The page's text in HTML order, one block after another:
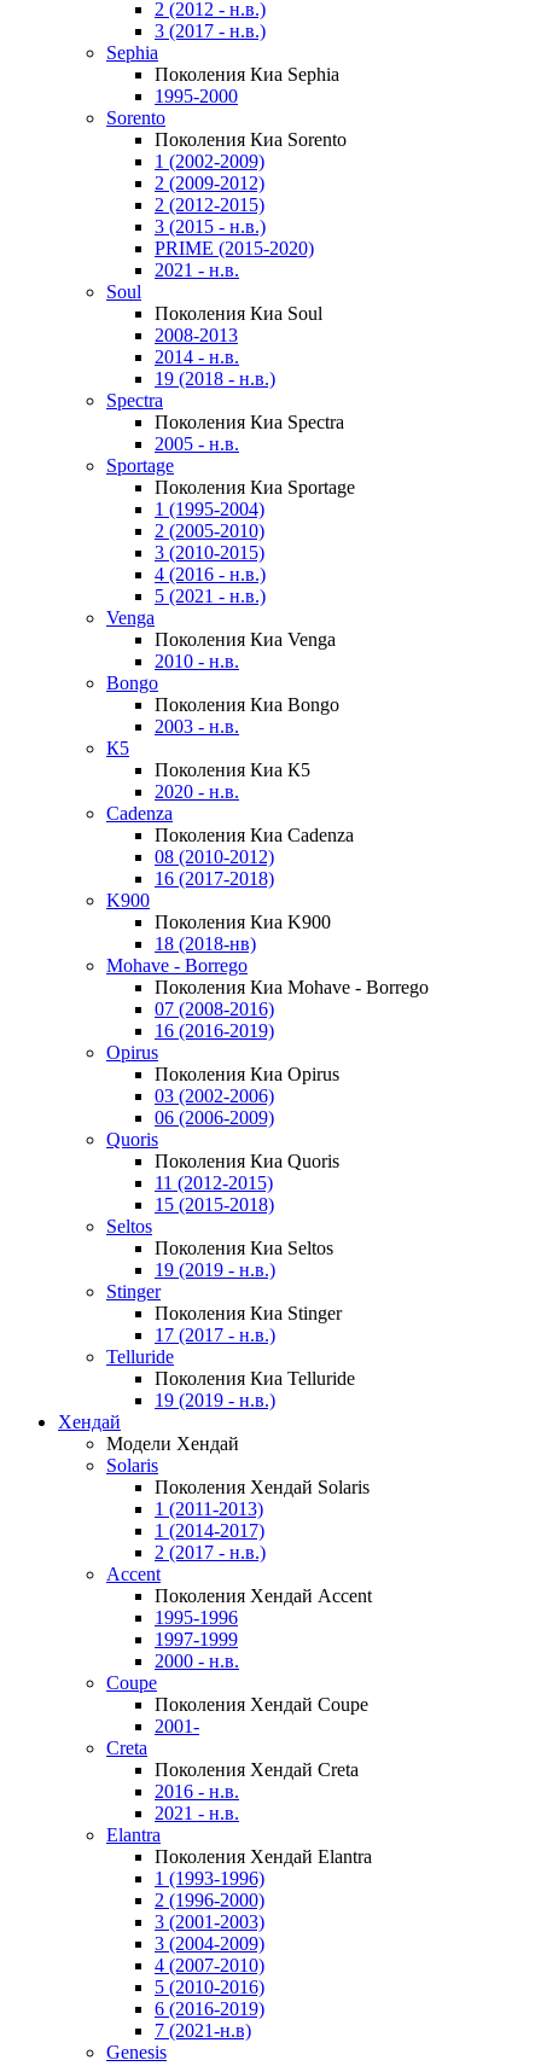
2 (2012 - н.в.)
3 (2017 - н.в.)
Sephia
Поколения Киа Sephia
1995-2000
Sorento
Поколения Киа Sorento
1 (2002-2009)
2 (2009-2012)
2 (2012-2015)
3 (2015 - н.в.)
PRIME (2015-2020)
2021 - н.в.
Soul
Поколения Киа Soul
2008-2013
2014 - н.в.
19 (2018 - н.в.)
Spectra
Поколения Киа Spectra
2005 - н.в.
Sportage
Поколения Киа Sportage
1 (1995-2004)
2 (2005-2010)
3 (2010-2015)
4 (2016 - н.в.)
5 (2021 - н.в.)
Venga
Поколения Киа Venga
2010 - н.в.
Bongo
Поколения Киа Bongo
2003 - н.в.
К5
Поколения Киа К5
2020 - н.в.
Cadenza
Поколения Киа Cadenza
08 (2010-2012)
16 (2017-2018)
K900
Поколения Киа K900
18 (2018-нв)
Mohave - Borrego
Поколения Киа Mohave - Borrego
07 (2008-2016)
16 (2016-2019)
Opirus
Поколения Киа Opirus
03 (2002-2006)
06 (2006-2009)
Quoris
Поколения Киа Quoris
11 (2012-2015)
15 (2015-2018)
Seltos
Поколения Киа Seltos
19 (2019 - н.в.)
Stinger
Поколения Киа Stinger
17 (2017 - н.в.)
Telluride
Поколения Киа Telluride
19 (2019 - н.в.)
Хендай
Модели Хендай
Solaris
Поколения Хендай Solaris
1 (2011-2013)
1 (2014-2017)
2 (2017 - н.в.)
Accent
Поколения Хендай Accent
1995-1996
1997-1999
2000 - н.в.
Coupe
Поколения Хендай Coupe
2001-
Creta
Поколения Хендай Creta
2016 - н.в.
2021 - н.в.
Elantra
Поколения Хендай Elantra
1 (1993-1996)
2 (1996-2000)
3 (2001-2003)
3 (2004-2009)
4 (2007-2010)
5 (2010-2016)
6 (2016-2019)
7 (2021-н.в)
Genesis